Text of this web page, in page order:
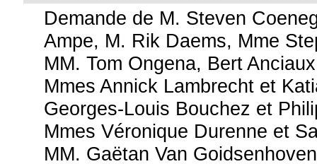
Demande de M. Steven
Ampe, M. Rik Daems, Mme
MM. Tom Ongena, Bert
Mmes Annick Lambrecht et
Georges-Louis Bouchez et
Mmes Véronique Durenne et
MM. Gaëtan Van